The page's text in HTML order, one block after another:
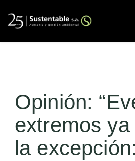
Opinión:
extremos ya
la excepción: